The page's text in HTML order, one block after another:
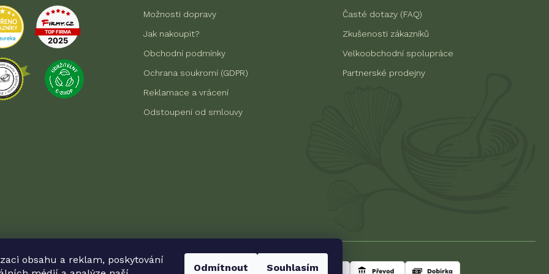
obsahu a reklam, poskytování
Odmítnout Souhlasím
Možnosti dopravy
Jak nakoupit?
Obchodní podmínky
Ochrana soukromí (GDPR)
Reklamace a vrácení
Odstoupení od smlouvy
Časté dotazy (FAQ)
Zkušenosti zákazníků
Velkoobchodní spolupráce
Partnerské prodejny
Možnosti platby